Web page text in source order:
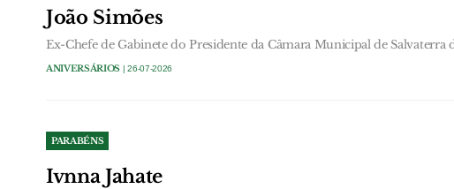
João Simões
Ex-Chefe de Gabinete do Presidente da Câmara Municipal de Salvaterra
ANIVERSÁRIOS | 26-07-2026
PARABÉNS
Ivnna Jahate